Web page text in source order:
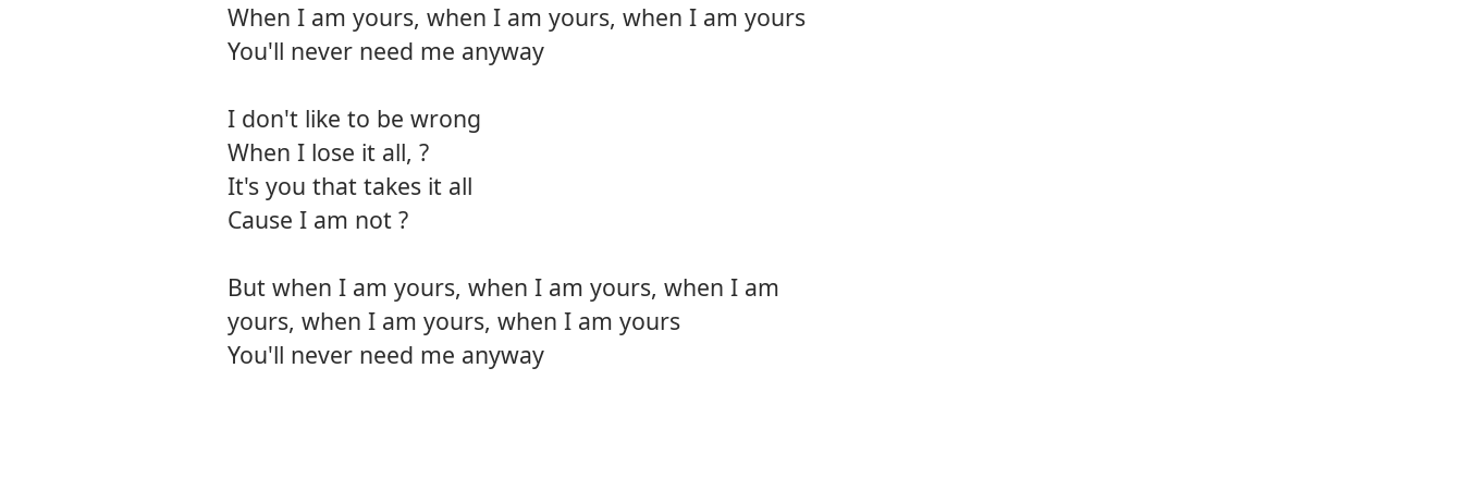
When I am yours, when I am yours, when I am yours
You'll never need me anyway
I don't like to be wrong
When I lose it all, ?
It's you that takes it all
Cause I am not ?
But when I am yours, when I am yours, when I am
yours, when I am yours, when I am yours
You'll never need me anyway